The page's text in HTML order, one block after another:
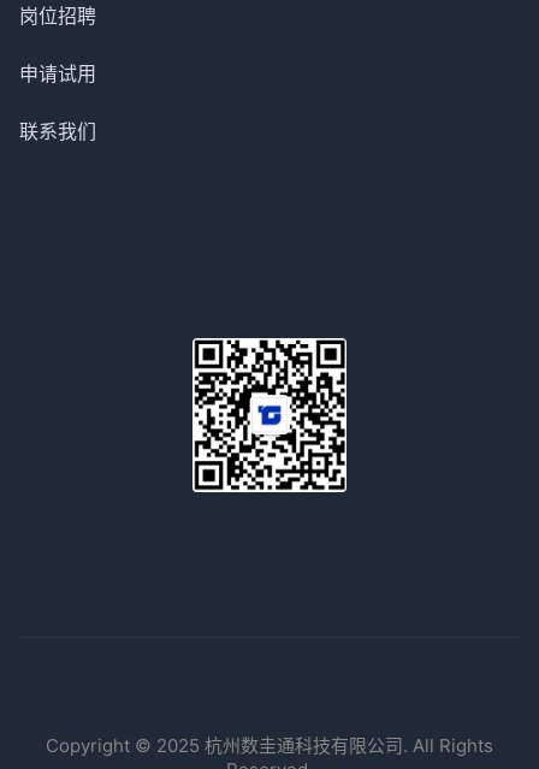
岗位招聘
申请试用
联系我们
Copyright © 2025 杭州数圭通科技有限公司. All Rights